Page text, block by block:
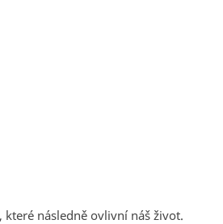
následně ovlivní náš život.